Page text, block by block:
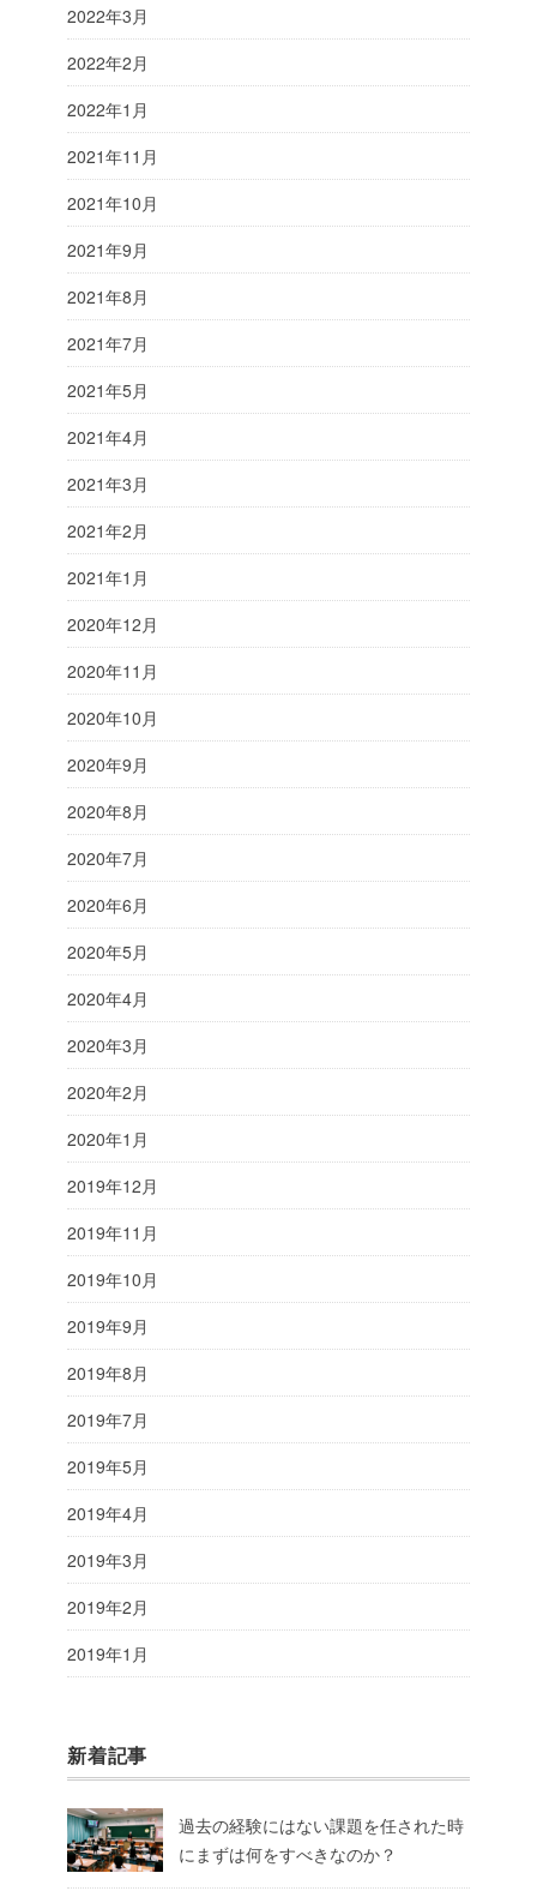
2022年3月
2022年2月
2022年1月
2021年11月
2021年10月
2021年9月
2021年8月
2021年7月
2021年5月
2021年4月
2021年3月
2021年2月
2021年1月
2020年12月
2020年11月
2020年10月
2020年9月
2020年8月
2020年7月
2020年6月
2020年5月
2020年4月
2020年3月
2020年2月
2020年1月
2019年12月
2019年11月
2019年10月
2019年9月
2019年8月
2019年7月
2019年5月
2019年4月
2019年3月
2019年2月
2019年1月
新着記事
過去の経験にはない課題を任された時
にまずは何をすべきなのか？